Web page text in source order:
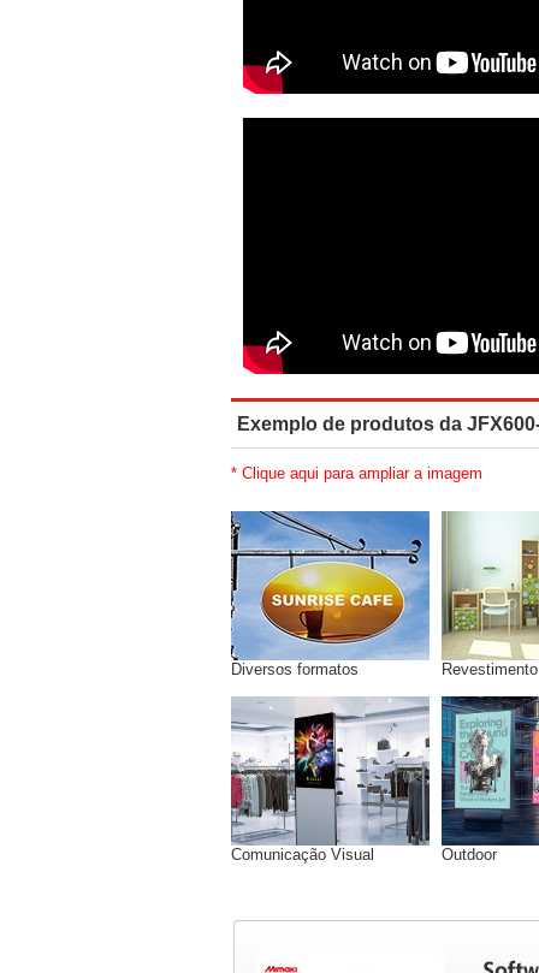
Exemplo de produtos da
* Clique aqui para ampliar a imagem
Diversos formatos Revestimento
Comunicação Visual Outdoor